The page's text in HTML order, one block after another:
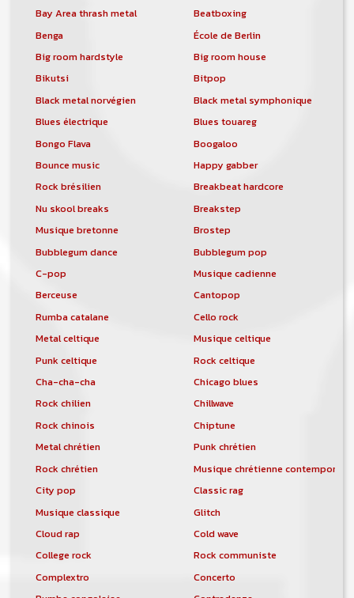
Bay Area thrash metal
Beatboxing
Benga
École de Berlin
Big room hardstyle
Big room house
Bikutsi
Bitpop
Black metal norvégien
Black metal symphonique
Blues électrique
Blues touareg
Bongo Flava
Boogaloo
Bounce music
Happy gabber
Rock brésilien
Breakbeat hardcore
Nu skool breaks
Breakstep
Musique bretonne
Brostep
Bubblegum dance
Bubblegum pop
C-pop
Musique cadienne
Berceuse
Cantopop
Rumba catalane
Cello rock
Metal celtique
Musique celtique
Punk celtique
Rock celtique
Cha-cha-cha
Chicago blues
Rock chilien
Chillwave
Rock chinois
Chiptune
Metal chrétien
Punk chrétien
Rock chrétien
Musique chrétienne
City pop
Classic rag
Musique classique
Glitch
Cloud rap
Cold wave
College rock
Rock communiste
Complextro
Concerto